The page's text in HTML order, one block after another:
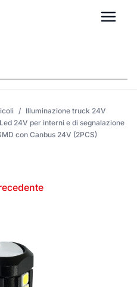
/ Illuminazione truck 24V
24V per interni e di segnalazione
con Canbus 24V (2PCS)